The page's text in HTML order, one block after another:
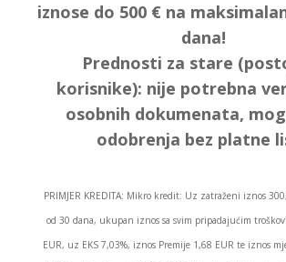
iznose do 500 € na
dana!
Prednosti za stare
korisnike): nije potrebna
osobnih dokumenata,
odobrenja bez platne
PRIMJER KREDITA: Mikro kredit: Uz zatraženi iznos
od 30 dana, ukupan iznos sa svim pripadajućim
EUR, uz EKS 7,03%, iznos Premije 1,68 EUR te iznos